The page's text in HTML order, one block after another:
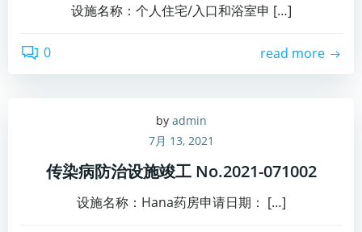
设施名称：个人住宅/入口和浴室申 […]
0 read more
by admin
7月 13, 2021
传染病防治设施竣工 No.2021-071002
设施名称：Hana药房申请日期： […]